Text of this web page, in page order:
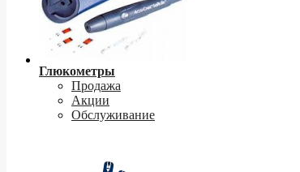
Глюкометры
Продажа
Акции
Обслуживание